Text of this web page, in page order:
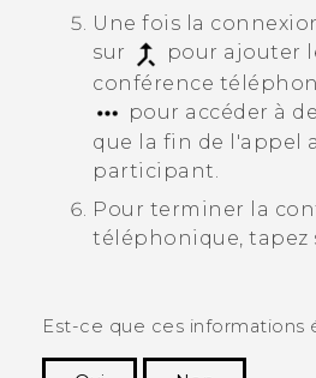
Une fois la
sur
pour ajouter
conférence
pour accéder à
que la fin de l'appel
participant.
Pour terminer la
téléphonique, tapez
Est-ce que ces informations